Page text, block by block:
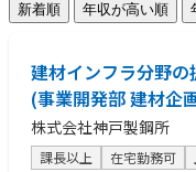
新着順
年収が高い順
建材インフラ分野
(事業開発部 建材企
株式会社神戸製鋼所
課長以上 在宅勤務可